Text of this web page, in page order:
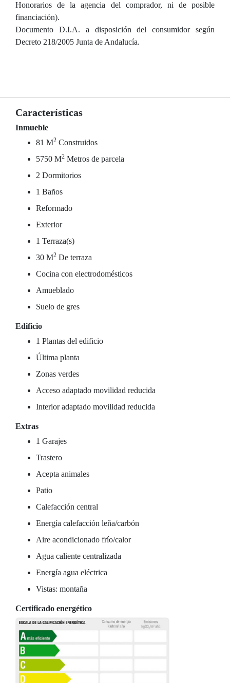
Honorarios de la agencia del comprador, ni de posible
financiación).
Documento D.I.A. a disposición del consumidor según
Decreto 218/2005 Junta de Andalucía.
Características
Inmueble
81 M2 Construidos
5750 M2 Metros de parcela
2 Dormitorios
1 Baños
Reformado
Exterior
1 Terraza(s)
30 M2 De terraza
Cocina con electrodomésticos
Amueblado
Suelo de gres
Edificio
1 Plantas del edificio
Última planta
Zonas verdes
Acceso adaptado movilidad reducida
Interior adaptado movilidad reducida
Extras
1 Garajes
Trastero
Acepta animales
Patio
Calefacción central
Energía calefacción leña/carbón
Aire acondicionado frío/calor
Agua caliente centralizada
Energía agua eléctrica
Vistas: montaña
Certificado energético